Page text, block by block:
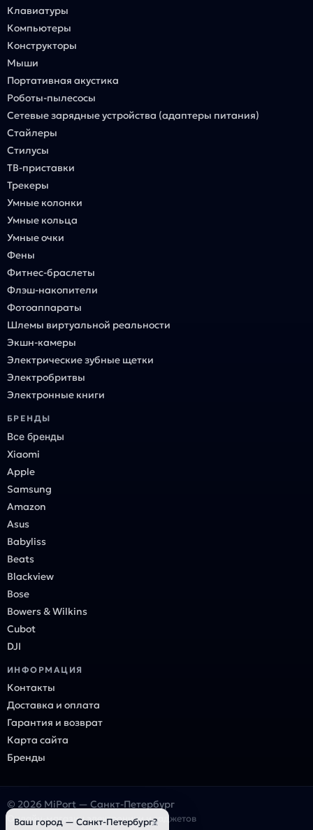
Клавиатуры
Компьютеры
Конструкторы
Мыши
Портативная акустика
Роботы-пылесосы
Сетевые зарядные устройства (адаптеры питания)
Стайлеры
Стилусы
ТВ-приставки
Трекеры
Умные колонки
Умные кольца
Умные очки
Фены
Фитнес-браслеты
Флэш-накопители
Фотоаппараты
Шлемы виртуальной реальности
Экшн-камеры
Электрические зубные щетки
Электробритвы
Электронные книги
БРЕНДЫ
Все бренды
Xiaomi
Apple
Samsung
Amazon
Asus
Babyliss
Beats
Blackview
Bose
Bowers & Wilkins
Cubot
DJI
ИНФОРМАЦИЯ
Контакты
Доставка и оплата
Гарантия и возврат
Карта сайта
Бренды
© 2026 MiPort — Санкт-Петербург
Онлайн-магазин электроники и гаджетов
Ваш город — Санкт-Петербург?
×